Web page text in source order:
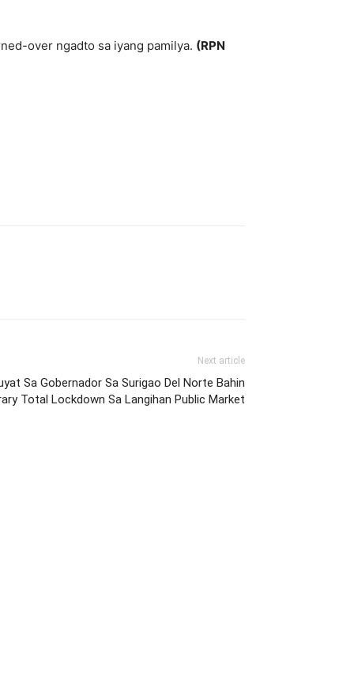
over ngadto sa iyang pamilya. (RPN
Next article
Sa Gobernador Sa Surigao Del Norte Bahin
Total Lockdown Sa Langihan Public Market